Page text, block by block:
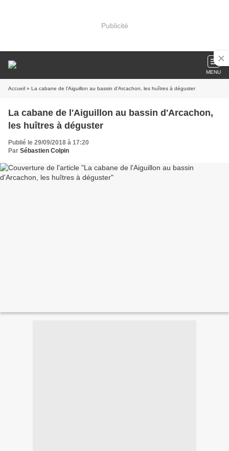
Publicité
MENU
Accueil » La cabane de l'Aiguillon au bassin d'Arcachon, les huîtres à déguster
La cabane de l'Aiguillon au bassin d'Arcachon,
les huîtres à déguster
Publié le 29/09/2018 à 17:20
Par Sébastien Colpin